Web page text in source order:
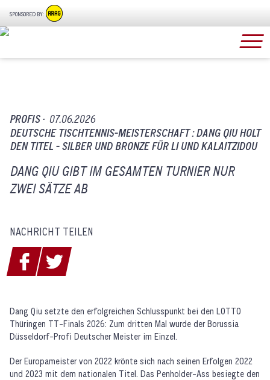
SPONSORED BY:
PROFIS · 07.06.2026
DEUTSCHE TISCHTENNIS-MEISTERSCHAFT : DANG QIU HOLT
DEN TITEL - SILBER UND BRONZE FÜR LI UND KALAITZIDOU
DANG QIU GIBT IM GESAMTEN TURNIER NUR
ZWEI SÄTZE AB
NACHRICHT TEILEN
Dang Qiu setzte den erfolgreichen Schlusspunkt bei den LOTTO
Thüringen TT-Finals 2026: Zum dritten Mal wurde der Borussia
Düsseldorf-Profi Deutscher Meister im Einzel.
Der Europameister von 2022 krönte sich nach seinen Erfolgen 2022
und 2023 mit dem nationalen Titel. Das Penholder-Ass besiegte den